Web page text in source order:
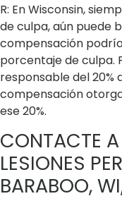
R: En Wisconsin,
de culpa, aún puede
compensación
porcentaje de culpa.
responsable del 20%
compensación
ese 20%.
CONTACTE
LESIONES
BARABOO,